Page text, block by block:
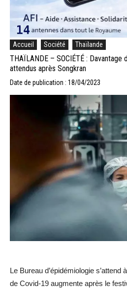
Accueil Société Thaïlande
THAÏLANDE – SOCIÉTÉ : Davantage
attendus après Songkran
Date de publication : 18/04/2023
Le Bureau d’épidémiologie
de Covid-19 augmente après le